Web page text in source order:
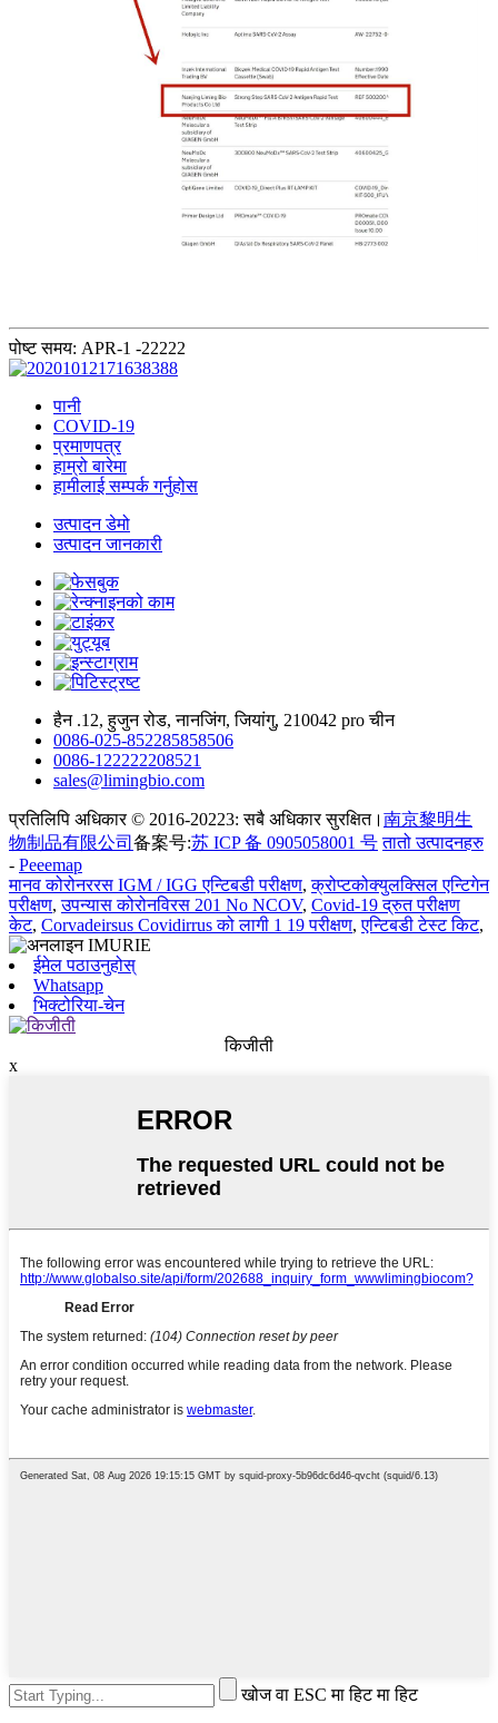
पोष्ट समय: APR-1 -22222
पानी
COVID-19
प्रमाणपत्र
हाम्रो बारेमा
हामीलाई सम्पर्क गर्नुहोस
उत्पादन डेमो
उत्पादन जानकारी
हैन .12, हुजुन रोड, नानजिंग, जियांगु, 210042 pro चीन
0086-025-852285858506
0086-122222208521
sales@limingbio.com
प्रतिलिपि अधिकार © 2016-20223: सबै अधिकार सुरक्षित। 南京黎明生
物制品有限公司 备案号:苏 ICP 备 0905058001 号 तातो उत्पादनहरु
- Peeemap
मानव कोरोनररस IGM / IGG एन्टिबडी परीक्षण,क्रोप्टकोक्युलक्सिल एन्टिगेन
परीक्षण,उपन्यास कोरोनविरस 201 No NCOV, Covid-19 द्रुत परीक्षण
केट, Corvadeirsus Covidirrus को लागी 1 19 परीक्षण,एन्टिबडी टेस्ट किट,
ईमेल पठाउनुहोस्
Whatsapp
भिक्टोरिया-चेन
किजीती
x
खोज वा ESC मा हिट मा हिट